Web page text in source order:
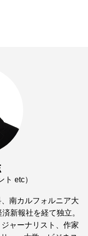
ト etc）
南カルフォルニア大
新報社を経て独立。
ャーナリスト、作家